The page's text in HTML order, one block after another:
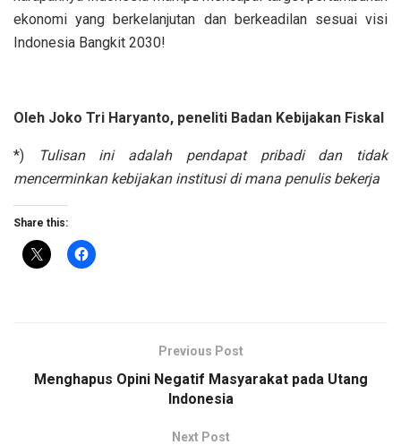
ekonomi yang berkelanjutan dan berkeadilan sesuai visi
Indonesia Bangkit 2030!
Oleh Joko Tri Haryanto, peneliti Badan Kebijakan Fiskal
*)
Tulisan ini adalah pendapat pribadi dan tidak
mencerminkan kebijakan institusi di mana penulis bekerja
Share this:
Previous Post
Menghapus Opini Negatif Masyarakat pada Utang
Indonesia
Next Post